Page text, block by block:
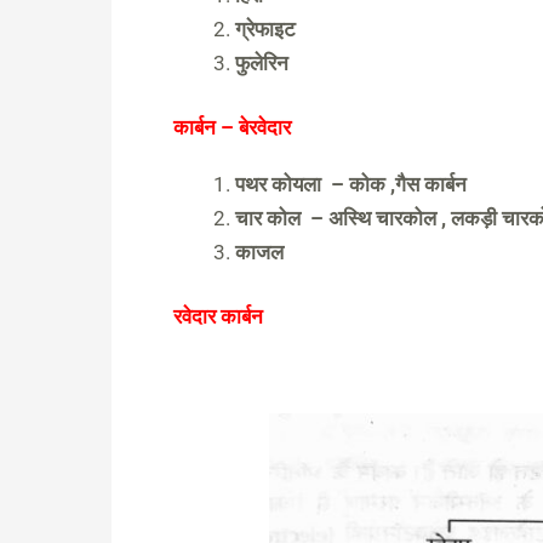
ग्रेफाइट
फुलेरिन
कार्बन – बेरवेदार
पथर कोयला – कोक ,गैस कार्बन
चार कोल – अस्थि चारकोल , लकड़ी
काजल
रवेदार कार्बन